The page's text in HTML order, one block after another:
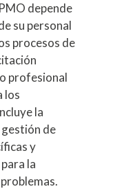
depende
su personal
procesos de
profesional
los
la
de
y
la